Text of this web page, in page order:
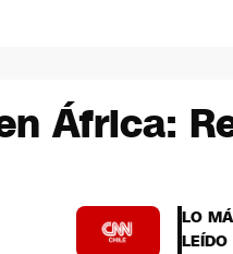
África:
LO
LEÍDO